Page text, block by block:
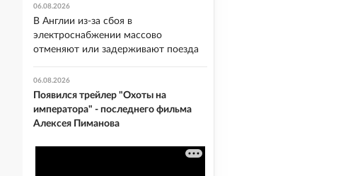
06.08.2026
В Англии из-за сбоя в
электроснабжении массово
отменяют или задерживают поезда
06.08.2026
Появился трейлер "Охоты на
императора" - последнего фильма
Алексея Пиманова